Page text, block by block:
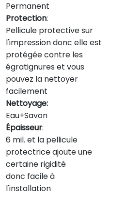
Permanent
Protection:
Pellicule protective sur
l'impression donc elle est
protégée contre les
égratignures et vous
pouvez la nettoyer
facilement
Nettoyage:
Eau+Savon
Épaisseur:
6 mil. et la pellicule
protectrice ajoute une
certaine rigidité
donc facile à
l'installation